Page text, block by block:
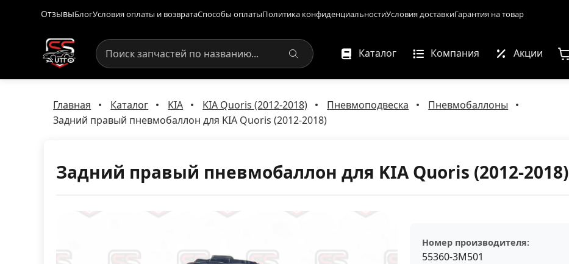
ОтзывыБлогУсловия оплаты и возвратаСпособы оплатыПолитика конфиденциальностиУсловия доставкиГарантия на товар
Каталог Компания Акции
Главная Каталог KIA KIA Quoris (2012-2018) Пневмоподвеска
Пневмобаллоны
Задний правый пневмобаллон для KIA Quoris (2012-2018)
Задний правый пневмобаллон для KIA Quoris (2012-2018)
Номер производителя:
55360-3M501